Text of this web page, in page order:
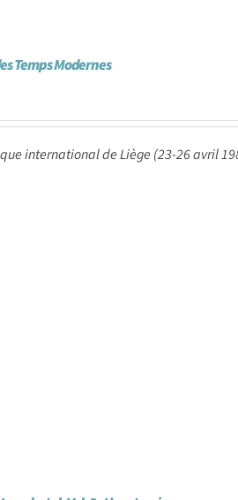
Temps Modernes
international de Liège (23-26 avril